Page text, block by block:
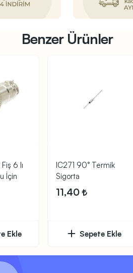
Benzer Ürünler
6 lı
İçin
Ekle
IC271 90° Termik
Sigorta
11,40
Sepete Ekle